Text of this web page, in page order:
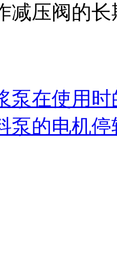
减压阀的
泵在使用
泵的电机